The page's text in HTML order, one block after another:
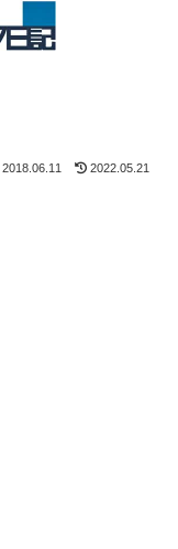
2018.06.11 2022.05.21